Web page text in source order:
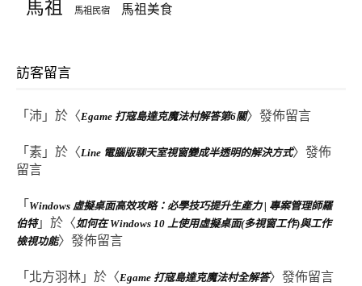
馬祖 馬祖民宿 馬祖美食
訪客留言
「 沛 」於〈Egame 打寇島達克魔法村解答第6關〉發佈留言
「 素 」於〈Line 電腦版聊天室視窗變成半透明的解決方式〉發佈
留言
「 Windows 虛擬桌面高效攻略：必學技巧提升生產力 | 專案管理師羅
伯特」於〈如何在 Windows 10 上使用虛擬桌面(多視窗工作)與工作
檢視功能〉發佈留言
「 北方羽林 」於〈Egame 打寇島達克魔法村全解答〉發佈留言